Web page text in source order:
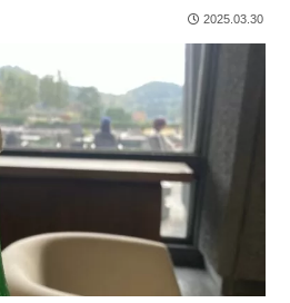
2025.03.30